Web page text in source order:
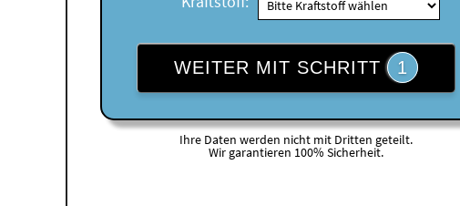
WEITER MIT SCHRITT 1
Ihre Daten werden nicht mit Dritten geteilt.
Wir garantieren 100% Sicherheit.